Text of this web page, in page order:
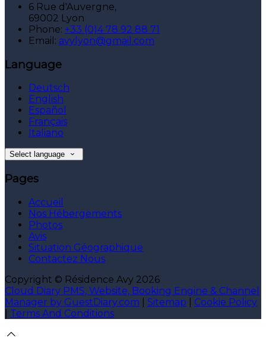
6 Rue d'Auvergne,
69002 Lyon
Phone: +33 (0)4 78 92 88 71
Email: avylyon@gmail.com
Language
Deutsch
English
Español
Français
Italiano
Select language
Pages
Accueil
Nos Hébergements
Photos
Avis
Situation Géographique
Contactez Nous
Copyright © Résidence Avy 2026
Cloud Diary PMS, Website, Booking Engine & Channel
Manager by GuestDiary.com
Sitemap
Cookie Policy
Terms And Conditions